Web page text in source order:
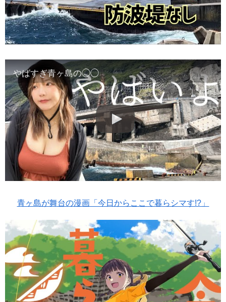
やばすぎ青ヶ島の◯◯
青ヶ島が舞台の漫画「今日からここで暮らシマす!?」